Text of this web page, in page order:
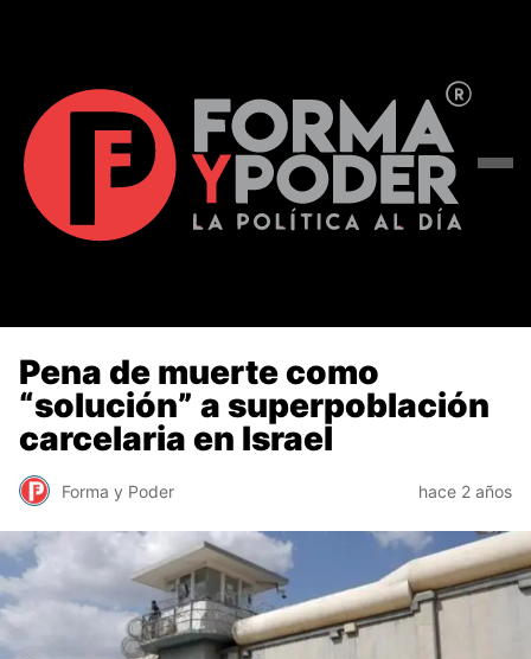
Pena de muerte como
“solución” a superpoblación
carcelaria en Israel
Forma y Poder hace 2 años